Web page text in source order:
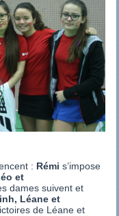
: Rémi s’impose
et
dames suivent et
Léane et
de Léane et